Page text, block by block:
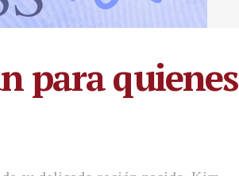
para quienes